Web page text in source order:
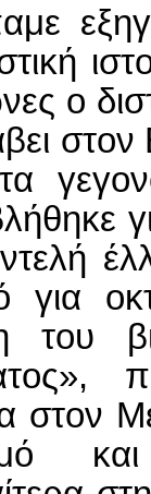
ο
στον
για
του
στον
και